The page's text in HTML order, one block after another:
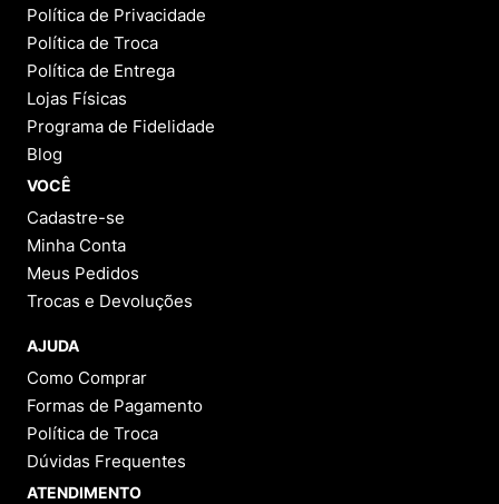
Política de Privacidade
Política de Troca
Política de Entrega
Lojas Físicas
Programa de Fidelidade
Blog
VOCÊ
Cadastre-se
Minha Conta
Meus Pedidos
Trocas e Devoluções
AJUDA
Como Comprar
Formas de Pagamento
Política de Troca
Dúvidas Frequentes
ATENDIMENTO